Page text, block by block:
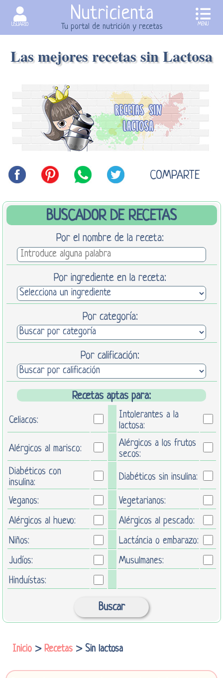
USUARIO
Nutricienta
Tu portal de nutrición y recetas MENU
Las mejores recetas sin Lactosa
COMPARTE
BUSCADOR DE RECETAS
Por el nombre de la receta:
Por ingrediente en la receta:
Por categoría:
Por calificación:
Recetas aptas para:
Celiacos:
Intolerantes a la
lactosa:
Alérgicos al marisco:
Alérgicos a los frutos
secos:
Diabéticos con
insulina:
Diabéticos sin insulina:
Veganos:
Vegetarianos:
Alérgicos al huevo:
Alérgicos al pescado:
Niños:
Lactáncia o embarazo:
Judíos:
Musulmanes:
Hinduístas:
Inicio > Recetas > Sin lactosa